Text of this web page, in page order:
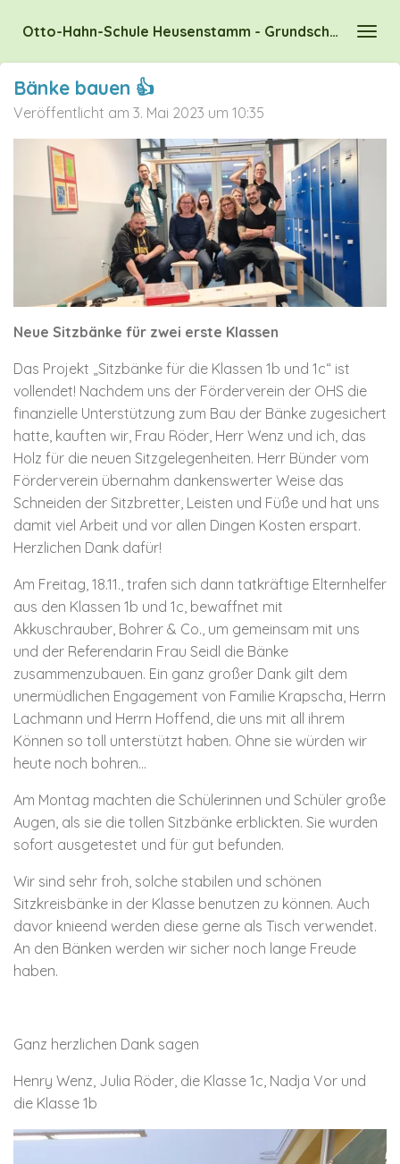
Hauptinhalt
springen
Otto-Hahn-Schule Heusenstamm - Grundschule des Kreises Offenbach
Bänke bauen 👍
Veröffentlicht am 3. Mai 2023 um 10:35
Neue Sitzbänke für zwei erste Klassen
Das Projekt „Sitzbänke für die Klassen 1b und 1c“ ist
vollendet! Nachdem uns der Förderverein der OHS die
finanzielle Unterstützung zum Bau der Bänke zugesichert
hatte, kauften wir, Frau Röder, Herr Wenz und ich, das
Holz für die neuen Sitzgelegenheiten. Herr Bünder vom
Förderverein übernahm dankenswerter Weise das
Schneiden der Sitzbretter, Leisten und Füße und hat uns
damit viel Arbeit und vor allen Dingen Kosten erspart.
Herzlichen Dank dafür!
Am Freitag, 18.11., trafen sich dann tatkräftige Elternhelfer
aus den Klassen 1b und 1c, bewaffnet mit
Akkuschrauber, Bohrer & Co., um gemeinsam mit uns
und der Referendarin Frau Seidl die Bänke
zusammenzubauen. Ein ganz großer Dank gilt dem
unermüdlichen Engagement von Familie Krapscha, Herrn
Lachmann und Herrn Hoffend, die uns mit all ihrem
Können so toll unterstützt haben. Ohne sie würden wir
heute noch bohren…
Am Montag machten die Schülerinnen und Schüler große
Augen, als sie die tollen Sitzbänke erblickten. Sie wurden
sofort ausgetestet und für gut befunden.
Wir sind sehr froh, solche stabilen und schönen
Sitzkreisbänke in der Klasse benutzen zu können. Auch
davor knieend werden diese gerne als Tisch verwendet.
An den Bänken werden wir sicher noch lange Freude
haben.
Ganz herzlichen Dank sagen
Henry Wenz, Julia Röder, die Klasse 1c, Nadja Vor und
die Klasse 1b